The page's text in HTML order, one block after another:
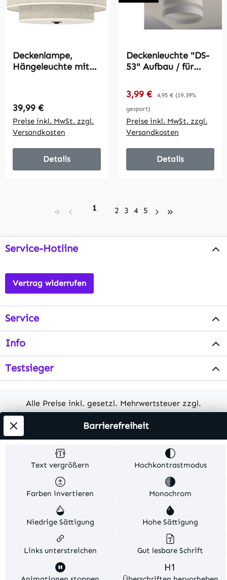
Deckenlampe,
Hängeleuchte mit
Regulärer Preis:
39,99 €
Preise inkl. MwSt. zzgl.
Versandkosten
Details
Deckenleuchte "DS-
53" Aufbau / für
Weiß matt
Verkaufspreis:
3,99 € Regulärer Preis:
4,95 € (19.39%
gespart)
Preise inkl. MwSt. zzgl.
Versandkosten
Details
Seite
1 Seite
2 Seite
3 Seite
4 Seite
5
Service-Hotline
Vertrag widerrufen
Service
Info
Testsieger
Alle Preise inkl. gesetzl. Mehrwertsteuer zzgl.
Herstellerangaben und ohne Gewähr.
© 2026 MKV24 – Alle Rechte vorbehalten. Theme by
TC-Innovations
Text vergrößern Hochkontrastmodus
Farben invertieren Monochrom
Niedrige Sättigung Hohe Sättigung
Links unterstreichen Gut lesbare Schrift
Barrierefreiheit
Diese Website verwendet Cookies, um eine bestmögliche